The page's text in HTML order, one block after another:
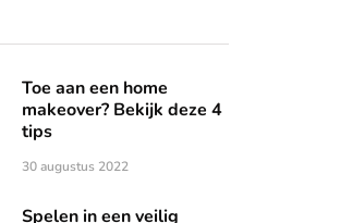
Toe aan een home
makeover? Bekijk deze 4
tips
30 augustus 2022
Spelen in een veilig